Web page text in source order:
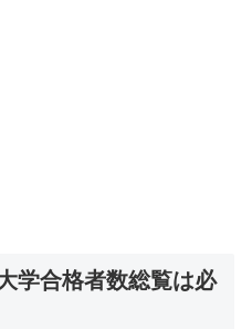
学合格者数総覧は必